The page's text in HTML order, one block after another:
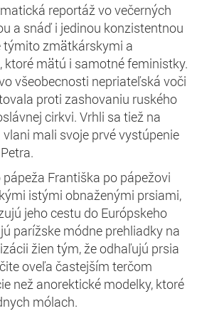
reportáž vo večerných
a snáď i jedinou konzistentnou
týmito zmätkárskymi a
mätú i samotné feministky.
všeobecnosti nepriateľská voči
proti zashovaniu ruského
cirkvi. Vrhli sa tiež na
mali svoje prvé vystúpenie
Františka po pápežovi
istými obnaženými prsiami,
jeho cestu do Európskeho
parížske módne prehliadky na
žien tým, že odhaľujú prsia
oveľa častejším terčom
než anorektické modelky, ktoré
mólach.